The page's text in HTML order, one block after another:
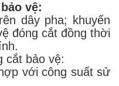
vệ:
pha; khuyến
đóng cắt đồng thời
bảo vệ:
công suất sử